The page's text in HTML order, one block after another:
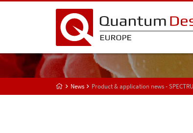
News Product & application news -